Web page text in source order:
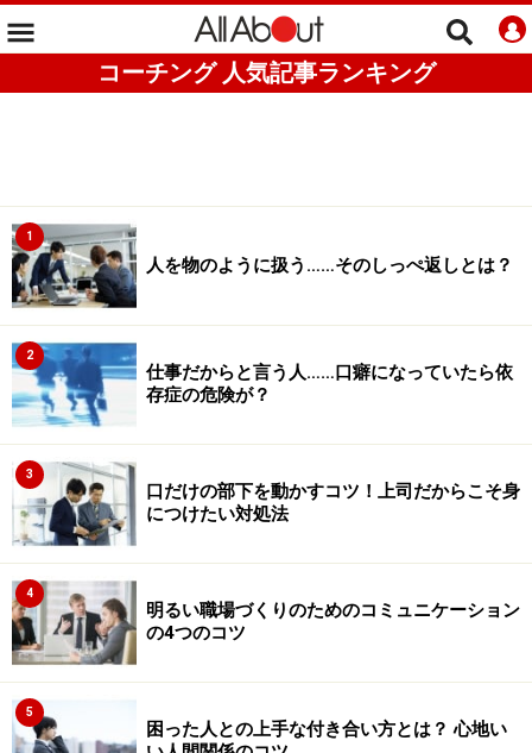
コーチング 人気記事ランキング
1
人を物のように扱う……そのしっぺ返しとは？
2
仕事だからと言う人……口癖になっていたら依
存症の危険が？
3
口だけの部下を動かすコツ！上司だからこそ身
につけたい対処法
4
明るい職場づくりのためのコミュニケーション
の4つのコツ
5
困った人との上手な付き合い方とは？ 心地い